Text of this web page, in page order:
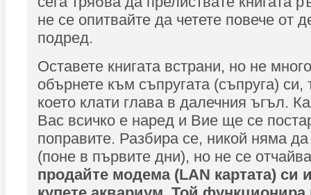
не се опитвайте да четете повече от
подред.
Оставете книгата встрани, но не
обърнете към съпругата (съпруга) си,
което клати глава в далечния ъгъл.
Вас всичко е наред и Вие ще се
поправите. Разбира се, никой няма
(поне в първите дни), но не се
продайте модема (LAN картата) си